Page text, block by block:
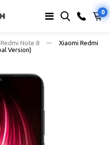
0
Note 8
Xiaomi Redmi
Version)